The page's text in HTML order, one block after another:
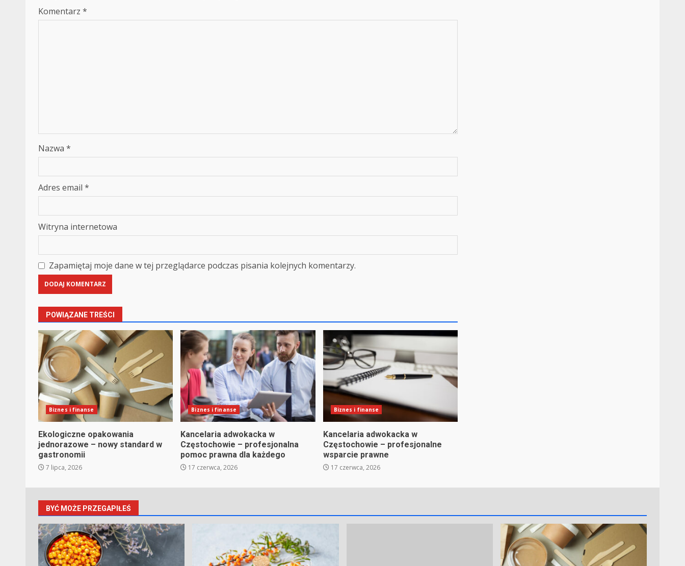
Komentarz *
Nazwa *
Adres email *
Witryna internetowa
Zapamiętaj moje dane w tej przeglądarce podczas pisania kolejnych komentarzy.
POWIĄZANE TREŚCI
Biznes i finanse
Ekologiczne opakowania
jednorazowe – nowy standard w
gastronomii
7 lipca, 2026
Biznes i finanse
Kancelaria adwokacka w
Częstochowie – profesjonalna
pomoc prawna dla każdego
17 czerwca, 2026
Biznes i finanse
Kancelaria adwokacka w
Częstochowie – profesjonalne
wsparcie prawne
17 czerwca, 2026
BYĆ MOŻE PRZEGAPIŁEŚ